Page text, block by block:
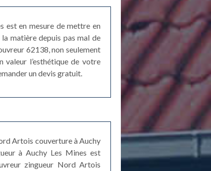
est en mesure de mettre en
matière depuis pas mal de
62138, non seulement
valeur l’esthétique de votre
un devis gratuit.
Artois couverture à Auchy
à Auchy Les Mines est
zingueur Nord Artois